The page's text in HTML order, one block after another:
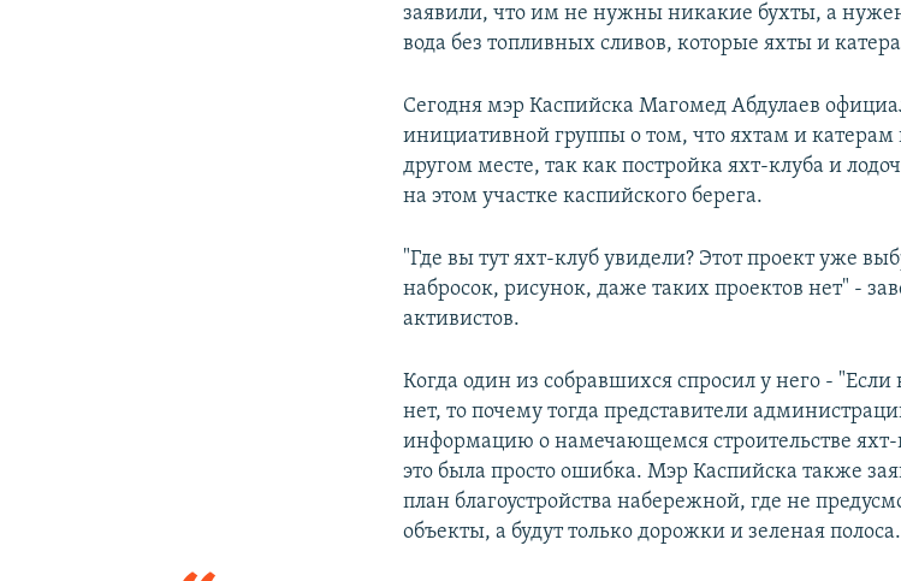
заявили, что им не нужны никакие бухты, а
вода без топливных сливов, которые яхты и
Сегодня мэр Каспийска Магомед Абдулаев
инициативной группы о том, что яхтам и катерам
другом месте, так как постройка яхт-клуба и
на этом участке каспийского берега.
"Где вы тут яхт-клуб увидели? Этот проект уже
набросок, рисунок, даже таких проектов нет" -
активистов.
Когда один из собравшихся спросил у него - "Если
нет, то почему тогда представители
информацию о намечающемся строительстве яхт-
это была просто ошибка. Мэр Каспийска также
план благоустройства набережной, где не
объекты, а будут только дорожки и зеленая полоса.